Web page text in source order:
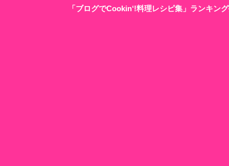
「ブログでCookin‘!料理レシピ集」ランキン